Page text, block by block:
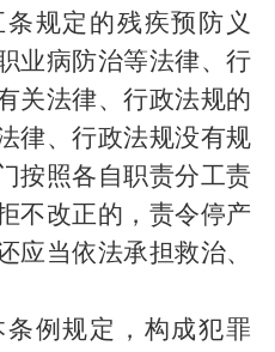
规定的残疾预防义
业病防治等法律、行
关法律、行政法规的
律、行政法规没有规
按照各自职责分工责
不改正的，责令停产
应当依法承担救治、
例规定，构成犯罪